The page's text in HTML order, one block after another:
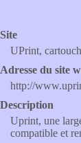
Site
UPrint,
Adresse du site
http://
Description
Uprint, une
compatible et